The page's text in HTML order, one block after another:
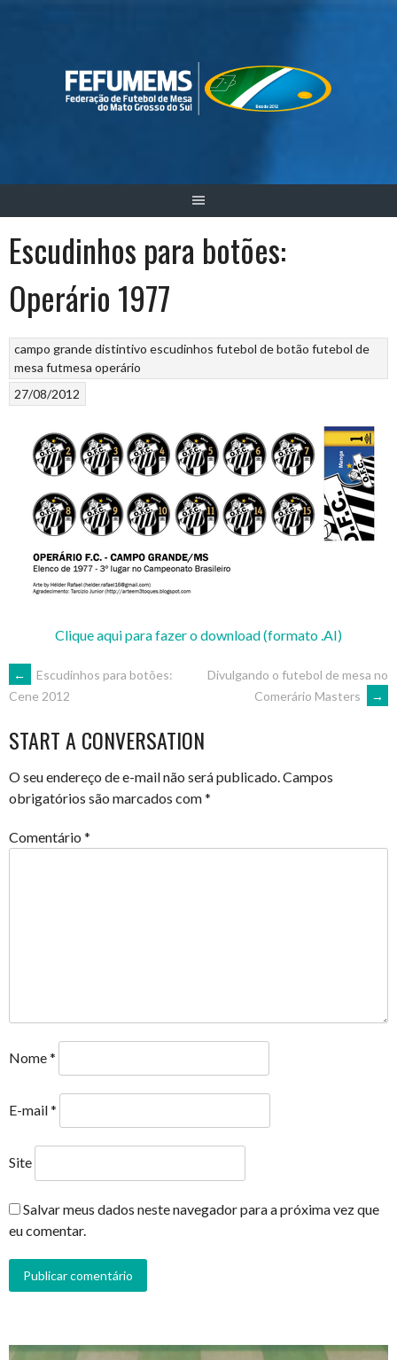
Escudinhos para botões:
Operário 1977
campo grandedistintivo escudinhos futebol de botão futebol de
mesa futmesa operário
27/08/2012
Clique aqui para fazer o download (formato .AI)
POST
NAVIGATION
←
Escudinhos para botões:
Cene 2012
Divulgando o futebol de mesa no
Comerário Masters
→
START A CONVERSATION
O seu endereço de e-mail não será publicado.Campos
obrigatórios são marcados com*
Comentário *
Nome*
E-mail*
Site
Salvar meus dados neste navegador para a próxima vez que
eu comentar.